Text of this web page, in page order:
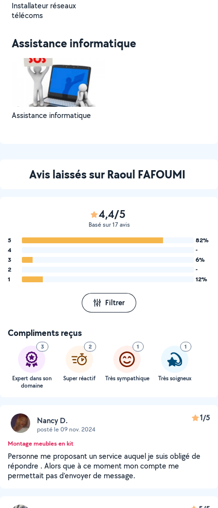
Installateur réseaux
télécoms
Assistance informatique
Assistance informatique
Avis laissés sur Raoul FAFOUMI
4,4/5
Basé sur 17 avis
5
82%
4
-
3
6%
2
-
1
12%
Filtrer
Compliments reçus
3
Expert dans son
domaine
2
Super réactif
1
Très sympathique
1
Très soigneux
Nancy D.
posté le 09 nov. 2024
1/5
Montage meubles en kit
Personne me proposant un service auquel je suis obligé de
répondre . Alors que à ce moment mon compte me
permettait pas d’envoyer de message.